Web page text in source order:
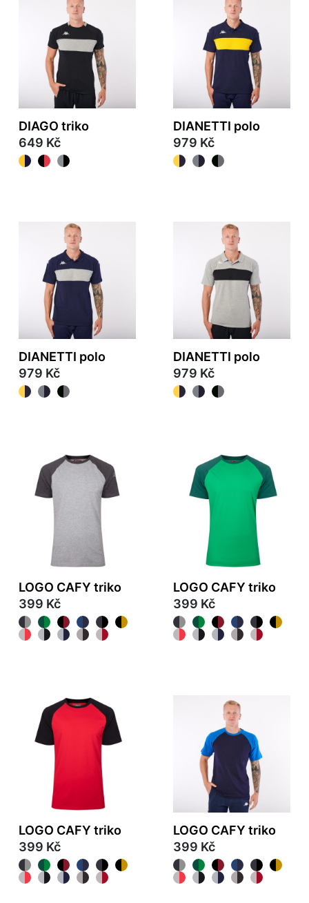
DIAGO triko
649 Kč
DIANETTI polo
979 Kč
DIANETTI polo
979 Kč
DIANETTI polo
979 Kč
LOGO CAFY triko
399 Kč
LOGO CAFY triko
399 Kč
LOGO CAFY triko
399 Kč
LOGO CAFY triko
399 Kč